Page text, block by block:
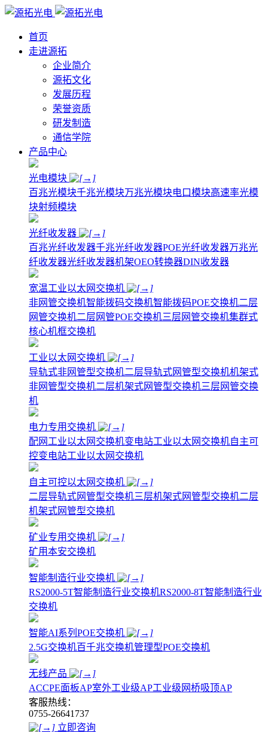
首页
走进源拓
企业简介
源拓文化
发展历程
荣誉资质
研发制造
通信学院
产品中心
光电模块
百兆光模块千兆光模块万兆光模块电口模块高速率光模
块射频模块
光纤收发器
百兆光纤收发器千兆光纤收发器POE光纤收发器万兆光
纤收发器光纤收发器机架OEO转换器DIN收发器
宽温工业以太网交换机
非网管交换机智能拨码交换机智能拨码POE交换机二层
网管交换机二层网管POE交换机三层网管交换机集群式
核心机框交换机
工业以太网交换机
导轨式非网管型交换机二层导轨式网管型交换机机架式
非网管型交换机二层机架式网管型交换机三层网管交换
机
电力专用交换机
配网工业以太网交换机变电站工业以太网交换机自主可
控变电站工业以太网交换机
自主可控以太网交换机
二层导轨式网管型交换机三层机架式网管型交换机二层
机架式网管型交换机
矿业专用交换机
矿用本安交换机
智能制造行业交换机
RS2000-5T智能制造行业交换机RS2000-8T智能制造行业
交换机
智能AI系列POE交换机
2.5G交换机百千兆交换机管理型POE交换机
无线产品
ACCPE面板AP室外工业级AP工业级网桥吸顶AP
客服热线：
0755-26641737
立即咨询